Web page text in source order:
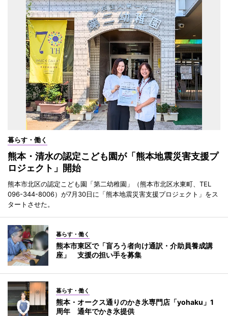
暮らす・働く
熊本・清水の認定こども園が「熊本地震災害支援プ
ロジェクト」開始
熊本市北区の認定こども園「第二幼稚園」（熊本市北区水東町、TEL
096-344-8006）が7月30日に「熊本地震災害支援プロジェクト」をス
タートさせた。
暮らす・働く
熊本市東区で「盲ろう者向け通訳・介助員養成講
座」 支援の担い手を募集
暮らす・働く
熊本・オークス通りのかき氷専門店「yohaku」1
周年 通年でかき氷提供